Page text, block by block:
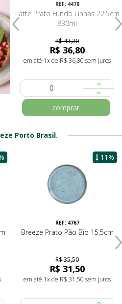
REF: 4478
Latte Prato Fundo Linhas 22,5cm
830ml
R$ 43,20
R$ 36,80
em até 1x de R$ 36,80 sem juros
comprar
Porto Brasil.
11%
REF: 4767
Breeze Prato Pão Bio 15,5cm
R$ 35,50
R$ 31,50
em até 1x de R$ 31,50 sem juros